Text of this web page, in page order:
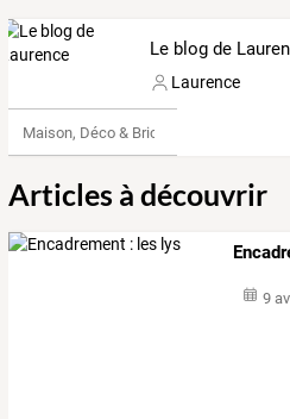
Le blog de
Laurence
Maison, Déco & Bricolage
Articles à découvrir
9